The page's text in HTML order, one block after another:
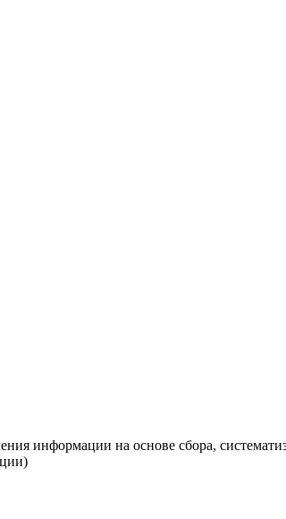
информации на основе сбора,